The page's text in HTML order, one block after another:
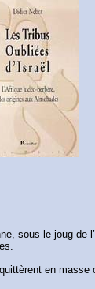
sous le joug
en